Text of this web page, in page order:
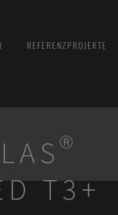
REFERENZPROJEKTE
T3+